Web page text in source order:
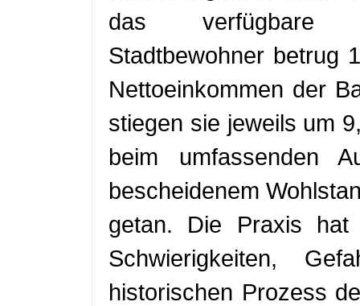
das verfügbare
Stadtbewohner betrug
Nettoeinkommen der
stiegen sie jeweils um
beim umfassenden
bescheidenem
getan. Die Praxis hat
Schwierigkeiten,
historischen Prozess